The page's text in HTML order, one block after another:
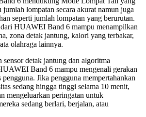
jumlah lompatan secara akurat namun juga
seperti jumlah lompatan yang berurutan.
HUAWEI Band 6 mampu menampilkan
zona detak jantung, kalori yang terbakar,
olahraga lainnya.
sensor detak jantung dan algoritma
Band 6 mampu mengenali gerakan
Jika pengguna mempertahankan
sedang hingga tinggi selama 10 menit,
mengeluarkan peringatan untuk
sedang berlari, berjalan, atau